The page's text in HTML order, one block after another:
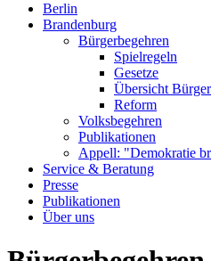
Berlin
Brandenburg
Bürgerbegehren
Spielregeln
Gesetze
Übersicht
Reform
Volksbegehren
Publikationen
Appell: "Demokratie
Service & Beratung
Presse
Publikationen
Über uns